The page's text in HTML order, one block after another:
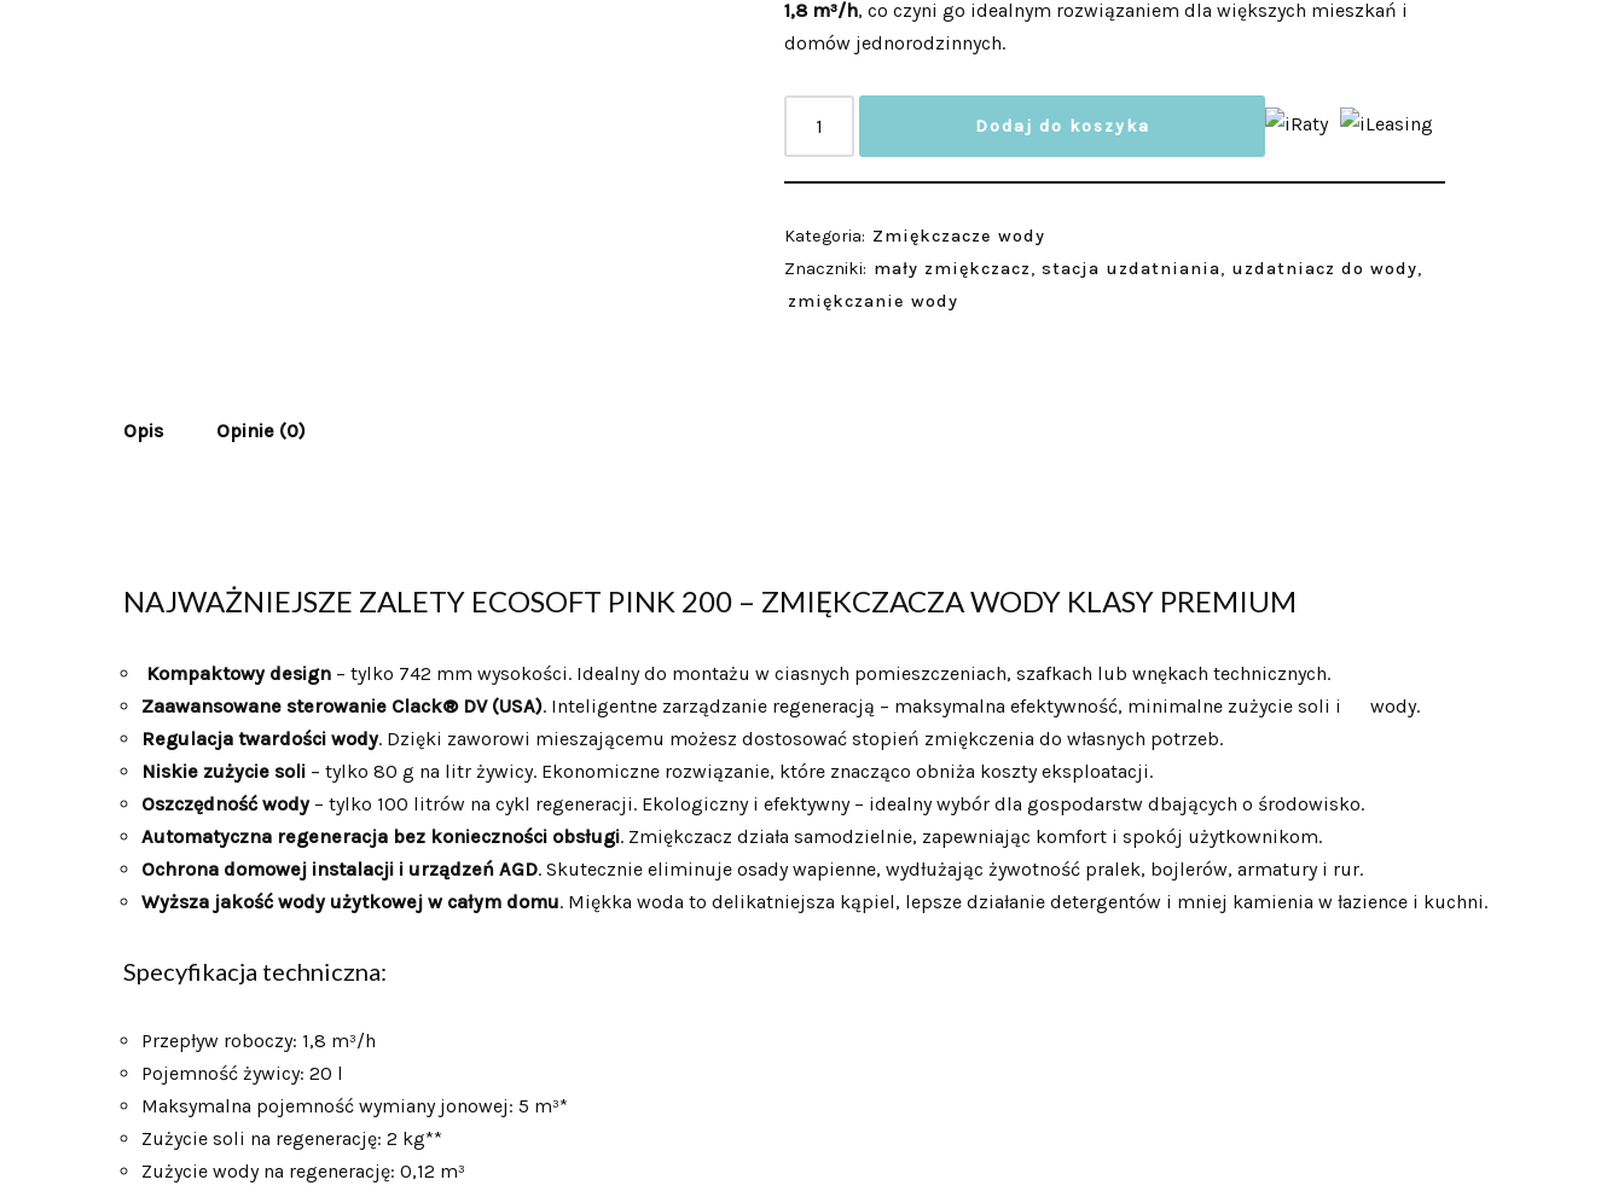
1,8 m³/h, co czyni go idealnym rozwiązaniem dla większych mieszkań i
domów jednorodzinnych.
Dodaj do koszyka
Kategoria: Zmiękczacze wody
Znaczniki: mały zmiękczacz, stacja uzdatniania, uzdatniacz do wody,
zmiękczanie wody
Opis Opinie (0)
NAJWAŻNIEJSZE ZALETY ECOSOFT PINK 200 – ZMIĘKCZACZA WODY KLASY PREMIUM
Kompaktowy design – tylko 742 mm wysokości. Idealny do montażu w ciasnych pomieszczeniach, szafkach lub wnękach technicznych.
Zaawansowane sterowanie Clack® DV (USA). Inteligentne zarządzanie regeneracją – maksymalna efektywność, minimalne zużycie soli i wody.
Regulacja twardości wody. Dzięki zaworowi mieszającemu możesz dostosować stopień zmiękczenia do własnych potrzeb.
Niskie zużycie soli – tylko 80 g na litr żywicy. Ekonomiczne rozwiązanie, które znacząco obniża koszty eksploatacji.
Oszczędność wody– tylko 100 litrów na cykl regeneracji. Ekologiczny i efektywny – idealny wybór dla gospodarstw dbających o środowisko.
Automatyczna regeneracja bez konieczności obsługi. Zmiękczacz działa samodzielnie, zapewniając komfort i spokój użytkownikom.
Ochrona domowej instalacji i urządzeń AGD. Skutecznie eliminuje osady wapienne, wydłużając żywotność pralek, bojlerów, armatury i rur.
Wyższa jakość wody użytkowej w całym domu. Miękka woda to delikatniejsza kąpiel, lepsze działanie detergentów i mniej kamienia w łazience i kuchni.
Specyfikacja techniczna:
Przepływ roboczy: 1,8 m³/h
Pojemność żywicy: 20 l
Maksymalna pojemność wymiany jonowej: 5 m³*
Zużycie soli na regenerację: 2 kg**
Zużycie wody na regenerację: 0,12 m³